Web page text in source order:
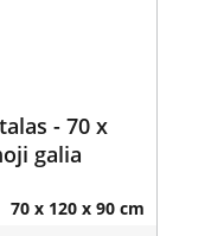
- 70 x
galia
70 x 120 x 90 cm